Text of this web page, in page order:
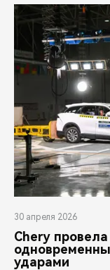
30 апреля 2026
Chery
ударами